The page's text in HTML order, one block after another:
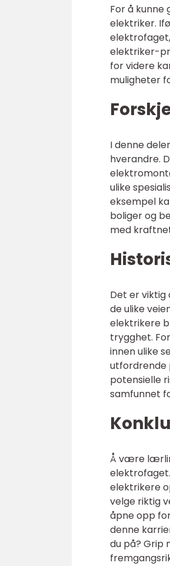
For å
elektriker.
elektriker-
for videre
muligheter
I denne
hverandre.
ulike
eksempel
boliger og
med
Det er
de ulike
elektrikere
trygghet.
innen ulike
utfordrende
potensielle
samfunnet
Å være
elektrikere
velge riktig
åpne opp
denne
du på? Grip